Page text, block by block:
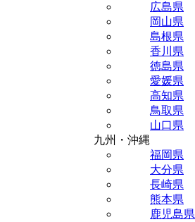
広島県
岡山県
島根県
香川県
徳島県
愛媛県
高知県
鳥取県
山口県
九州・沖縄
福岡県
大分県
長崎県
熊本県
鹿児島県